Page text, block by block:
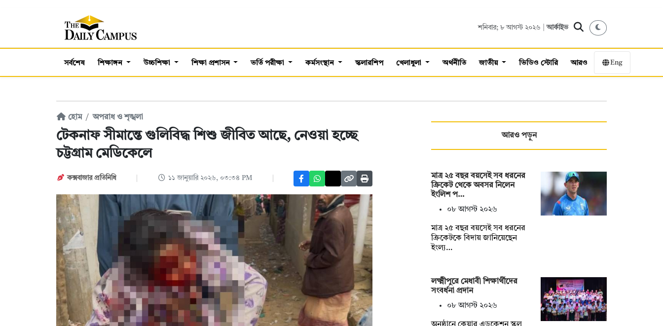
শনিবার; ৮ আগস্ট ২০২৬ |আর্কাইভ
সর্বশেষ শিক্ষাঙ্গন উচ্চশিক্ষা শিক্ষা প্রশাসন ভর্তি পরীক্ষা কর্মসংস্থান স্কলারশিপ খেলাধুলা অর্থনীতি জাতীয় ভিডিও স্টোরি আরও Eng
হোম অপরাধ ও শৃঙ্খলা
টেকনাফ সীমান্তে গুলিবিদ্ধ শিশু জীবিত আছে, নেওয়া হচ্ছে
চট্টগ্রাম মেডিকেলে
কক্সবাজার প্রতিনিধি ১১ জানুয়ারি ২০২৬, ০৩:৩৪ PM
আরও পড়ুন
মাত্র ২৫ বছর বয়সেই সব ধরনের
ক্রিকেট থেকে অবসর নিলেন
ইংলিশ প…
০৮ আগস্ট ২০২৬
মাত্র ২৫ বছর বয়সেই সব ধরনের
ক্রিকেটকে বিদায় জানিয়েছেন
ইংল্য…
লক্ষ্মীপুরে মেধাবী শিক্ষার্থীদের
সংবর্ধনা প্রদান
০৮ আগস্ট ২০২৬
অনুষ্ঠানে কেয়ার এডুকেশন স্কুল